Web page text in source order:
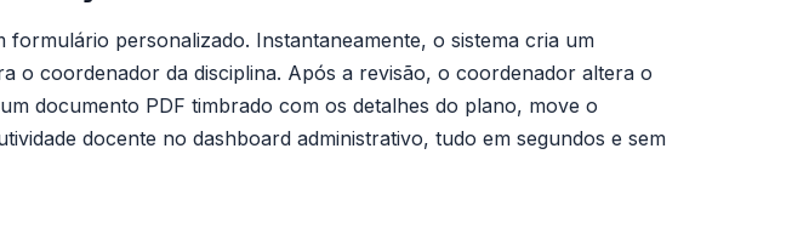
personalizado. Instantaneamente, o sistema cria um
o coordenador da disciplina. Após a revisão, o coordenador altera o
documento PDF timbrado com os detalhes do plano, move o
docente no dashboard administrativo, tudo em segundos e sem